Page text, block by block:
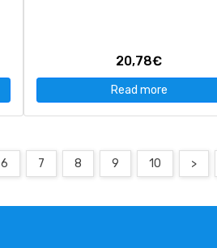
20,78€
Read more
6 7 8 9 10 >